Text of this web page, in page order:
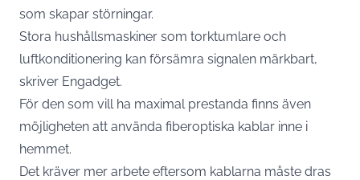
som skapar störningar.
Stora hushållsmaskiner som torktumlare och
luftkonditionering kan försämra signalen märkbart,
skriver Engadget.
För den som vill ha maximal prestanda finns även
möjligheten att använda fiberoptiska kablar inne i
hemmet.
Det kräver mer arbete eftersom kablarna måste dras